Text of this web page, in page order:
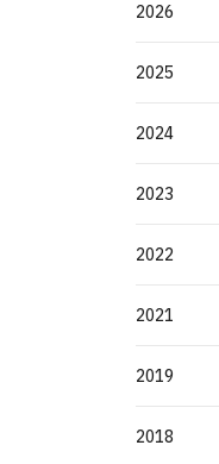
2026
2025
2024
2023
2022
2021
2019
2018